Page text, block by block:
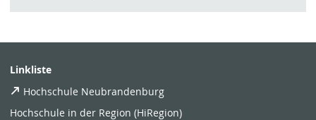
Linkliste
Hochschule Neubrandenburg
Hochschule in der Region (HiRegion)